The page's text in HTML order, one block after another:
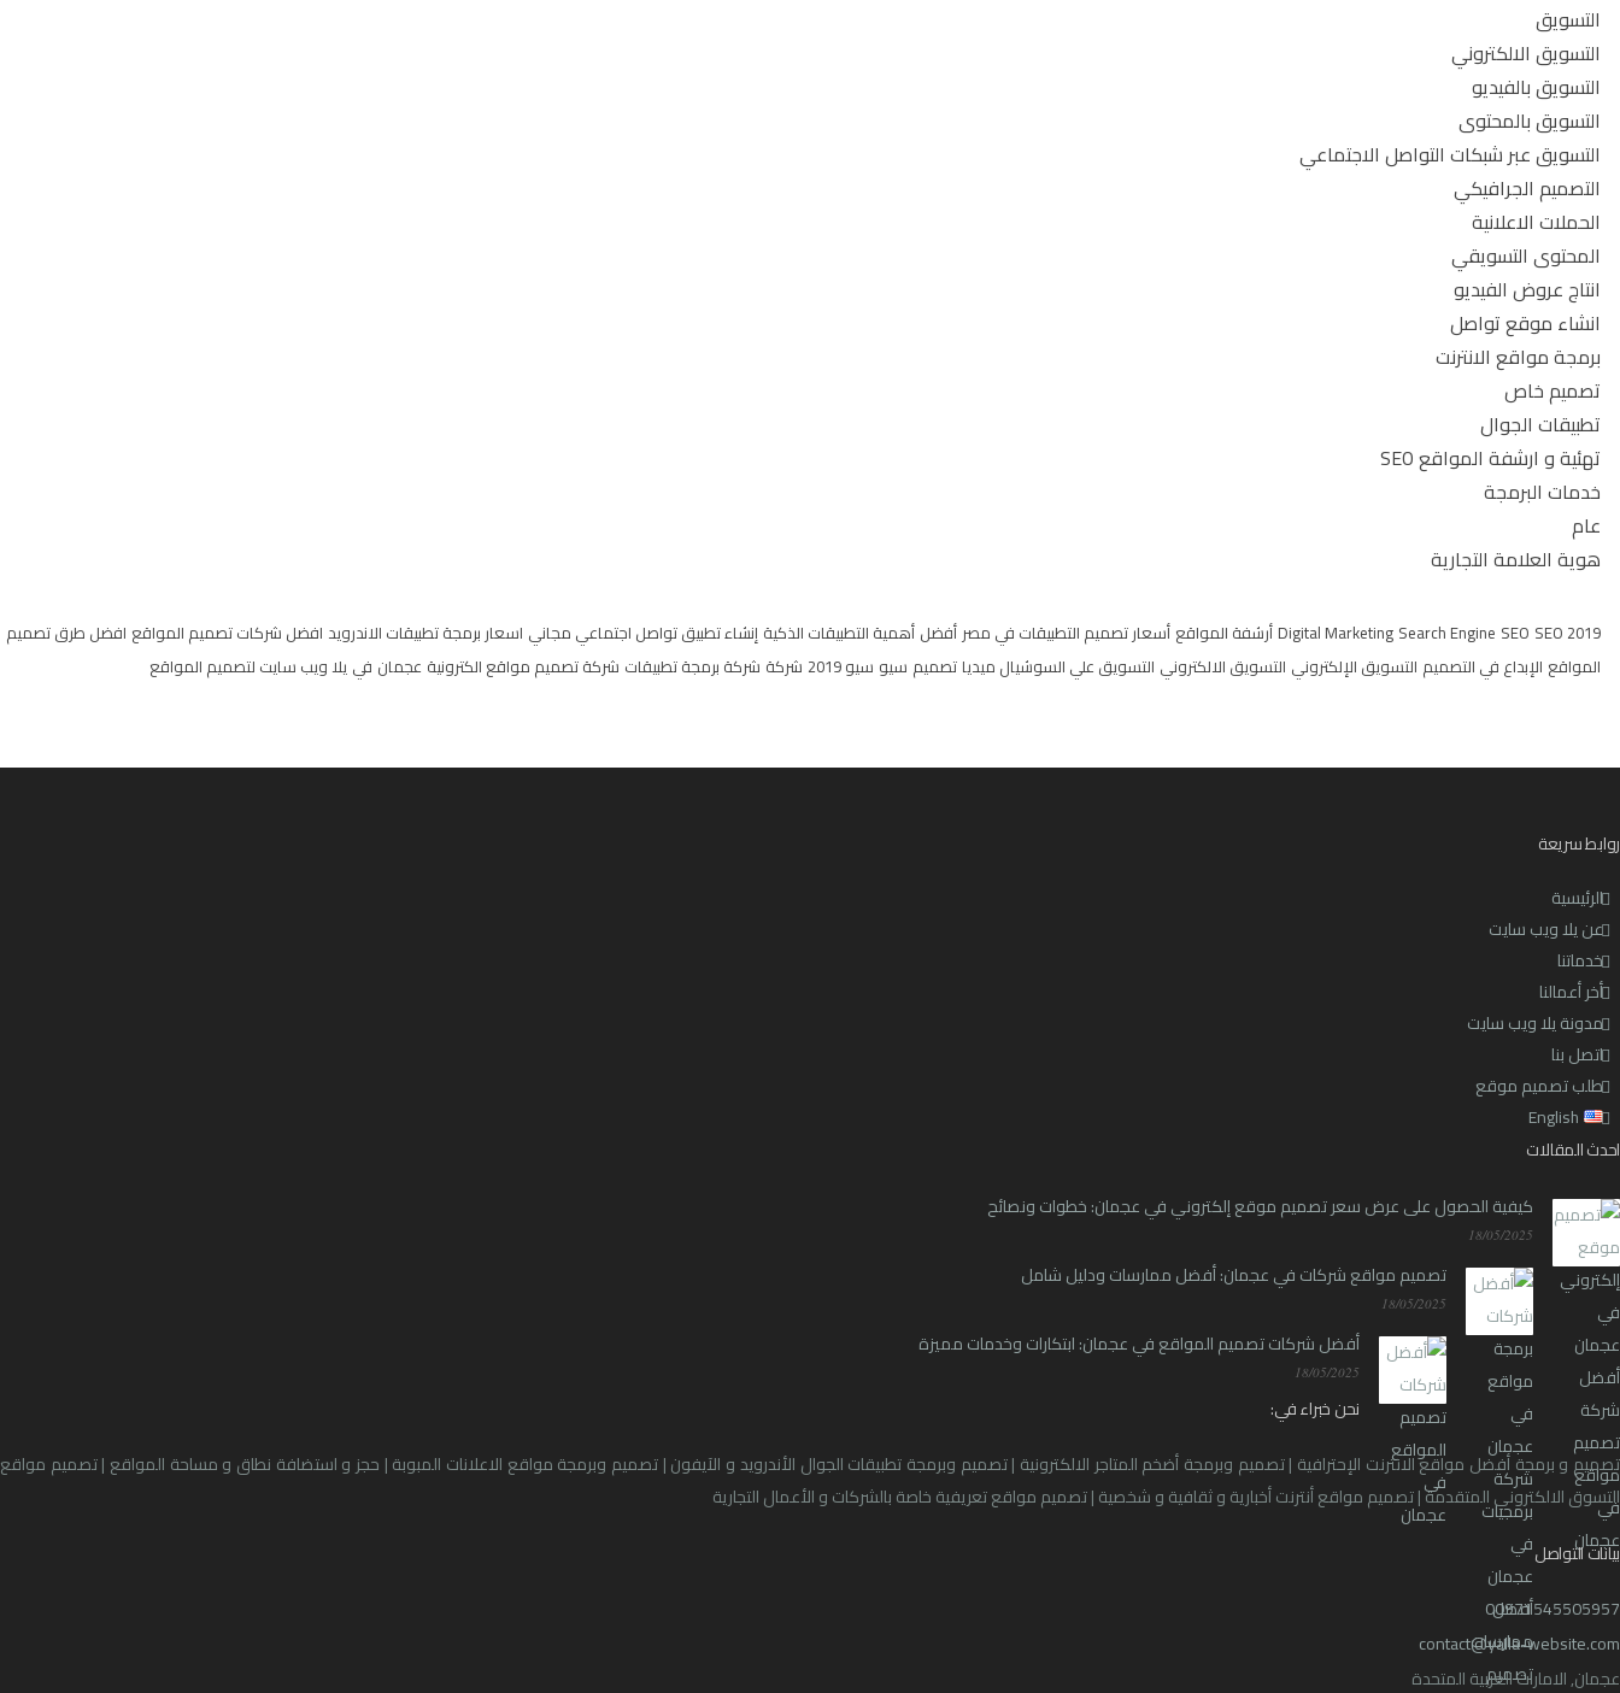
التسويق
التسويق الالكتروني
التسويق بالفيديو
التسويق بالمحتوى
التسويق عبر شبكات التواصل الاجتماعي
التصميم الجرافيكي
الحملات الاعلانية
المحتوى التسويقي
انتاج عروض الفيديو
انشاء موقع تواصل
برمجة مواقع الانترنت
تصميم خاص
تطبيقات الجوال
تهئية و ارشفة المواقع SEO
خدمات البرمجة
عام
هوية العلامة التجارية
Digital Marketing Search Engine SEO SEO 2019 أرشفة المواقع أسعار تصميم التطبيقات في مصر أفضل أهمية التطبيقات الذكية إنشاء تطبيق تواصل اجتماعي مجاني اسعار برمجة تطبيقات الاندرويد افضل شركات تصميم المواقع افضل طرق تصميم
المواقع الإبداع في التصميم التسويق الإلكتروني التسويق الالكتروني التسويق علي السوشيال ميديا تصميم سيو سيو 2019 شركة شركة برمجة تطبيقات شركة تصميم مواقع الكترونية عجمان في يلا ويب سايت لتصميم المواقع
روابط سريعة
الرئيسية
عن يلا ويب سايت
خدماتنا
أخر أعمالنا
مدونة يلا ويب سايت
اتصل بنا
طلب تصميم موقع
English
احدث المقالات
كيفية الحصول على عرض سعر تصميم موقع إلكتروني في عجمان: خطوات ونصائح
18/05/2025
تصميم مواقع شركات في عجمان: أفضل ممارسات ودليل شامل
18/05/2025
أفضل شركات تصميم المواقع في عجمان: ابتكارات وخدمات مميزة
18/05/2025
نحن خبراء في:
تصميم و برمجة أفضل مواقع الانترنت الإحترافية | تصميم وبرمجة أضخم المتاجر الالكترونية | تصميم وبرمجة تطبيقات الجوال الأندرويد و الآيفون | تصميم وبرمجة مواقع الاعلانات المبوبة | حجز و استضافة نطاق و مساحة المواقع | تصميم مواقع
التسوق الالكتروني المتقدمة | تصميم مواقع أنترنت أخبارية و ثقافية و شخصية | تصميم مواقع تعريفية خاصة بالشركات و الأعمال التجارية
بيانات التواصل
00971545505957
contact@yalla-website.com
عجمان, الامارات العربية المتحدة